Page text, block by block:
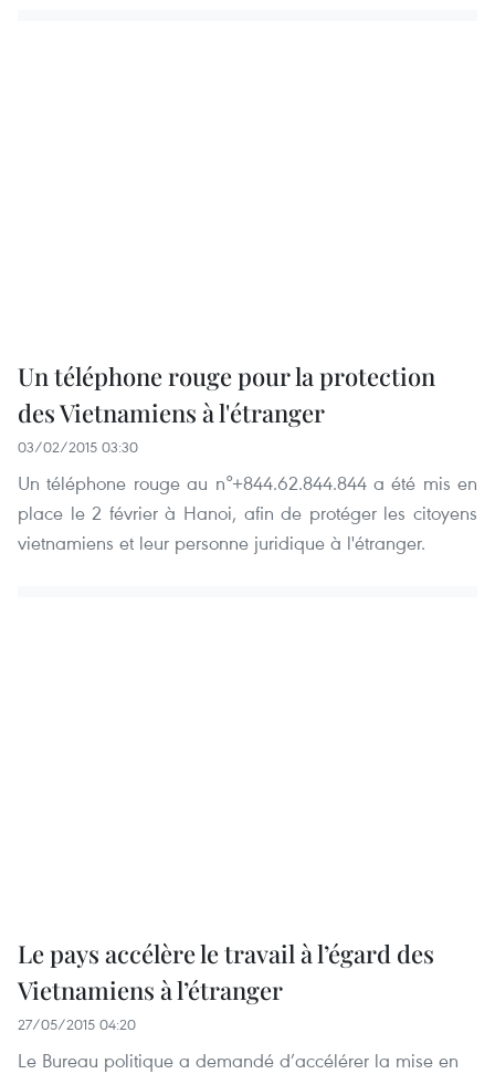
Un téléphone rouge pour la protection
des Vietnamiens à l'étranger
03/02/2015 03:30
Un téléphone rouge au n°+844.62.844.844 a été mis en
place le 2 février à Hanoi, afin de protéger les citoyens
vietnamiens et leur personne juridique à l'étranger.
Le pays accélère le travail à l’égard des
Vietnamiens à l’étranger
27/05/2015 04:20
Le Bureau politique a demandé d’accélérer la mise en